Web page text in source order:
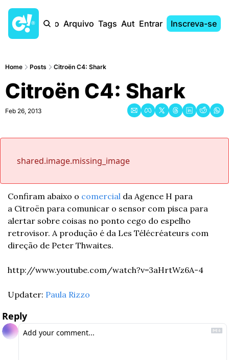
Início Arquivo Tags AutoresEntrar Inscreva-se
Home Posts Citroën C4: Shark
Citroën C4: Shark
Feb 26, 2013
shared.image.missing_image
Confiram abaixo o comercial da Agence H para
a Citroën para comunicar o sensor com pisca para
alertar sobre coisas no ponto cego do espelho
retrovisor. A produção é da Les Télécréateurs com
direção de Peter Thwaites.
http://www.youtube.com/watch?v=3aHrtWz6A-4
Updater: Paula Rizzo
Reply